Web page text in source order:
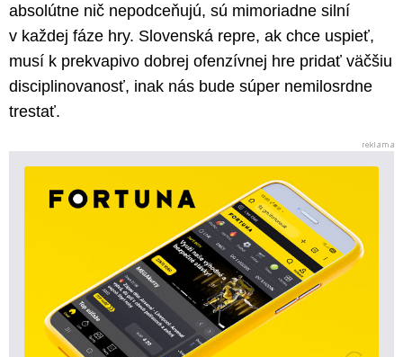
absolútne nič nepodceňujú, sú mimoriadne silní
v každej fáze hry. Slovenská repre, ak chce uspieť,
musí k prekvapivo dobrej ofenzívnej hre pridať väčšiu
disciplinovanosť, inak nás bude súper nemilosrdne
trestať.